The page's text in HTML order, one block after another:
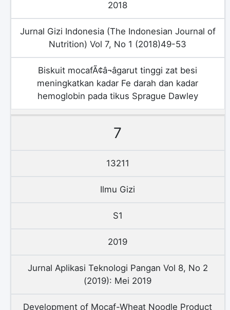
2018
Jurnal Gizi Indonesia (The Indonesian Journal of
Nutrition) Vol 7, No 1 (2018)49-53
Biskuit mocafÃ¢â¬âgarut tinggi zat besi
meningkatkan kadar Fe darah dan kadar
hemoglobin pada tikus Sprague Dawley
7
13211
Ilmu Gizi
S1
2019
Jurnal Aplikasi Teknologi Pangan Vol 8, No 2
(2019): Mei 2019
Development of Mocaf-Wheat Noodle Product